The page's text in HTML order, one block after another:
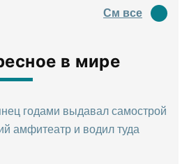
См все
в мире